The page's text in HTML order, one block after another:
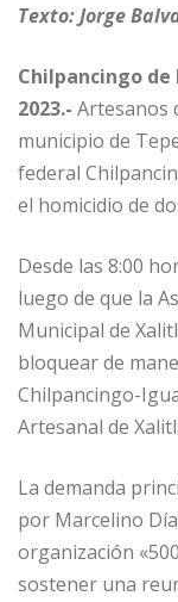
Texto: Jorge
Chilpancingo de
2023.- Artesanos
municipio de
federal
el homicidio de
Desde las 8:00
luego de que la
Municipal de
bloquear de
Chilpancingo-
Artesanal de
La demanda
por Marcelino
organización
sostener una